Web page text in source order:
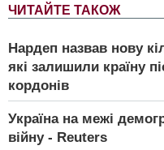
ЧИТАЙТЕ ТАКОЖ
Нардеп назвав нову
які залишили країну
кордонів
Україна на межі
війну - Reuters